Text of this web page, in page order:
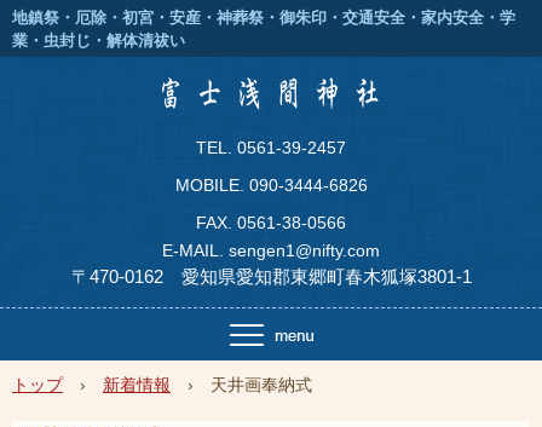
地鎮祭・厄除・初宮・安産・神葬祭・御朱印・交通安全・家内安全・学
業・虫封じ・解体清祓い
TEL. 0561-39-2457
MOBILE. 090-3444-6826
FAX. 0561-38-0566
E-MAIL. sengen1@nifty.com
〒470-0162 愛知県愛知郡東郷町春木狐塚3801-1
トップ › 新着情報 › 天井画奉納式